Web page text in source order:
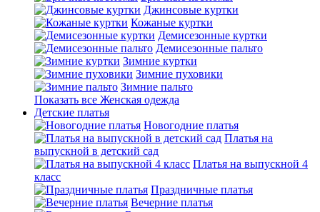
Джинсовые куртки
Кожаные куртки
Демисезонные куртки
Демисезонные пальто
Зимние куртки
Зимние пуховики
Зимние пальто
Показать все Женская одежда
Детские платья
Новогодние платья
Платья на
выпускной в детский сад
Платья на выпускной 4
класс
Праздничные платья
Вечерние платья